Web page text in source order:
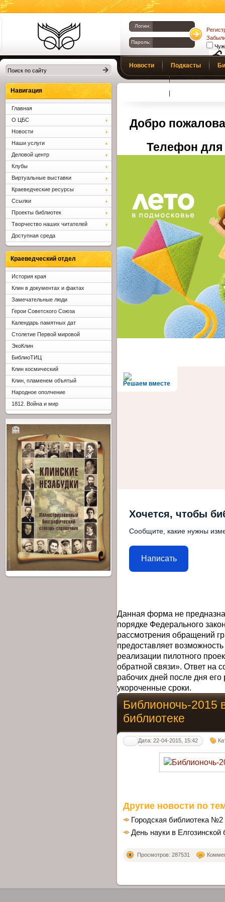
Библиотеки
Клина. Клинская
ЦБС.
Логин:
Пароль:
Новости Подкасты
Добро
Телефон для
Решаем вместе
Хочется, чтобы
Сообщите, какие нужны
Написать
Данная форма не
порядке Федерального
рассмотрения обращений
предоставляет
реализации пилотного
обратной связи». Ответ на
рабочих дней после дня
укороченные сроки.
Библионочь-2015
библиотеке
Дата: 22-04-2015, 15:42
Другие новости по
Городская библиотека
День науки в Елгозинской
Просмотров: 287531
Навигация
Главная
О ЦБС
Новости
Наши услуги
Деловой центр
Клубы
Виртуальные выставки
Краеведческие ресурсы
Ссылки
Проекты библиотек
Творчество наших читателей
Доступная среда
Краеведческий отдел
История края
Клин в документах и фактах
Замечательные люди
Герои Советского Союза
Календарь памятных дат
Столетие Первой мировой
ЭкоКлин
БиблиоТИЦ
Клин космический
Клин, пламенем объятый
Народное ополчение
1812. Война и мир